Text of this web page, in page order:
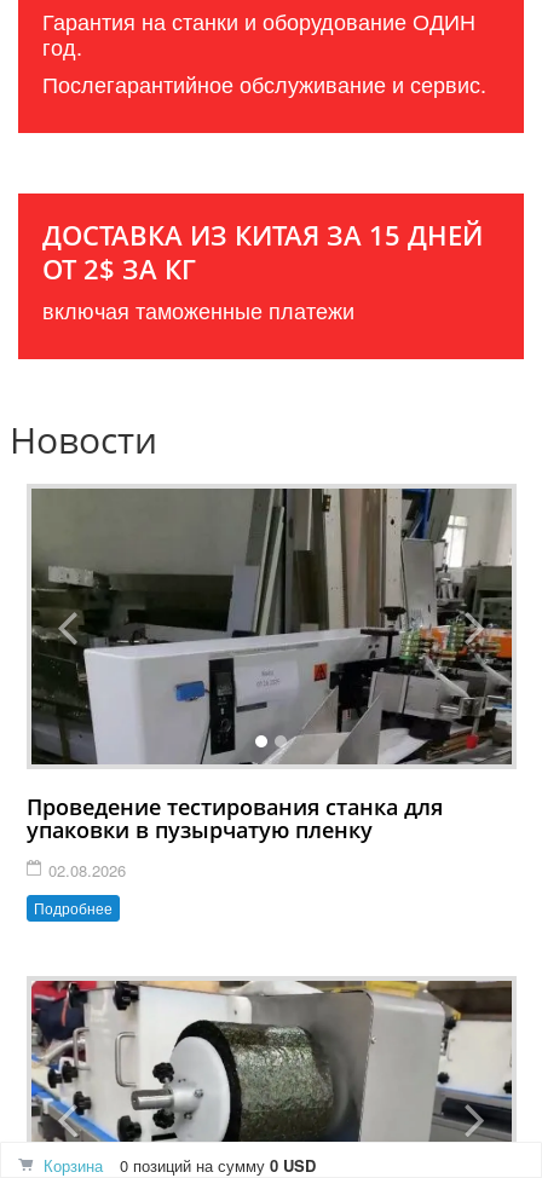
Гарантия на станки и оборудование ОДИН
год.
Послегарантийное обслуживание и сервис.
ДОСТАВКА ИЗ КИТАЯ ЗА 15 ДНЕЙ
ОТ 2$ ЗА КГ
включая таможенные платежи
Новости
Проведение тестирования станка для
упаковки в пузырчатую пленку
02.08.2026
Подробнее
Корзина 0 позиций на сумму 0 USD